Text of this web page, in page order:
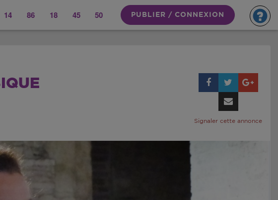
14 86 18 45 50 PUBLIER / CONNEXION
Signaler cette annonce